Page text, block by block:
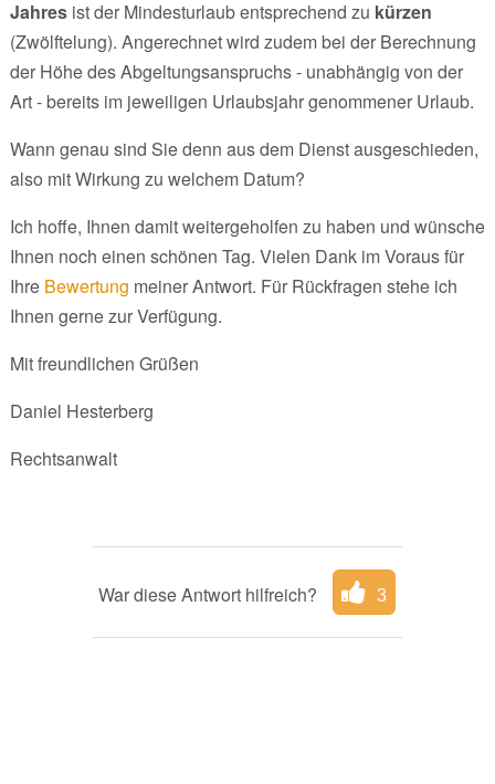
Jahresist der Mindesturlaub entsprechend zu kürzen
(Zwölftelung). Angerechnet wird zudem bei der Berechnung
der Höhe des Abgeltungsanspruchs - unabhängig von der
Art - bereits im jeweiligen Urlaubsjahr genommener Urlaub.
Wann genau sind Sie denn aus dem Dienst ausgeschieden,
also mit Wirkung zu welchem Datum?
Ich hoffe, Ihnen damit weitergeholfen zu haben und wünsche
Ihnen noch einen schönen Tag. Vielen Dank im Voraus für
Ihre Bewertung meiner Antwort. Für Rückfragen stehe ich
Ihnen gerne zur Verfügung.
Mit freundlichen Grüßen
Daniel Hesterberg
Rechtsanwalt
War diese Antwort hilfreich? 3